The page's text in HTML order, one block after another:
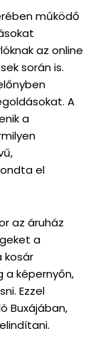
működő
az online
során is.
A
a
el
az áruház
a
kosár
a képernyőn,
Ezzel
Buxájában,